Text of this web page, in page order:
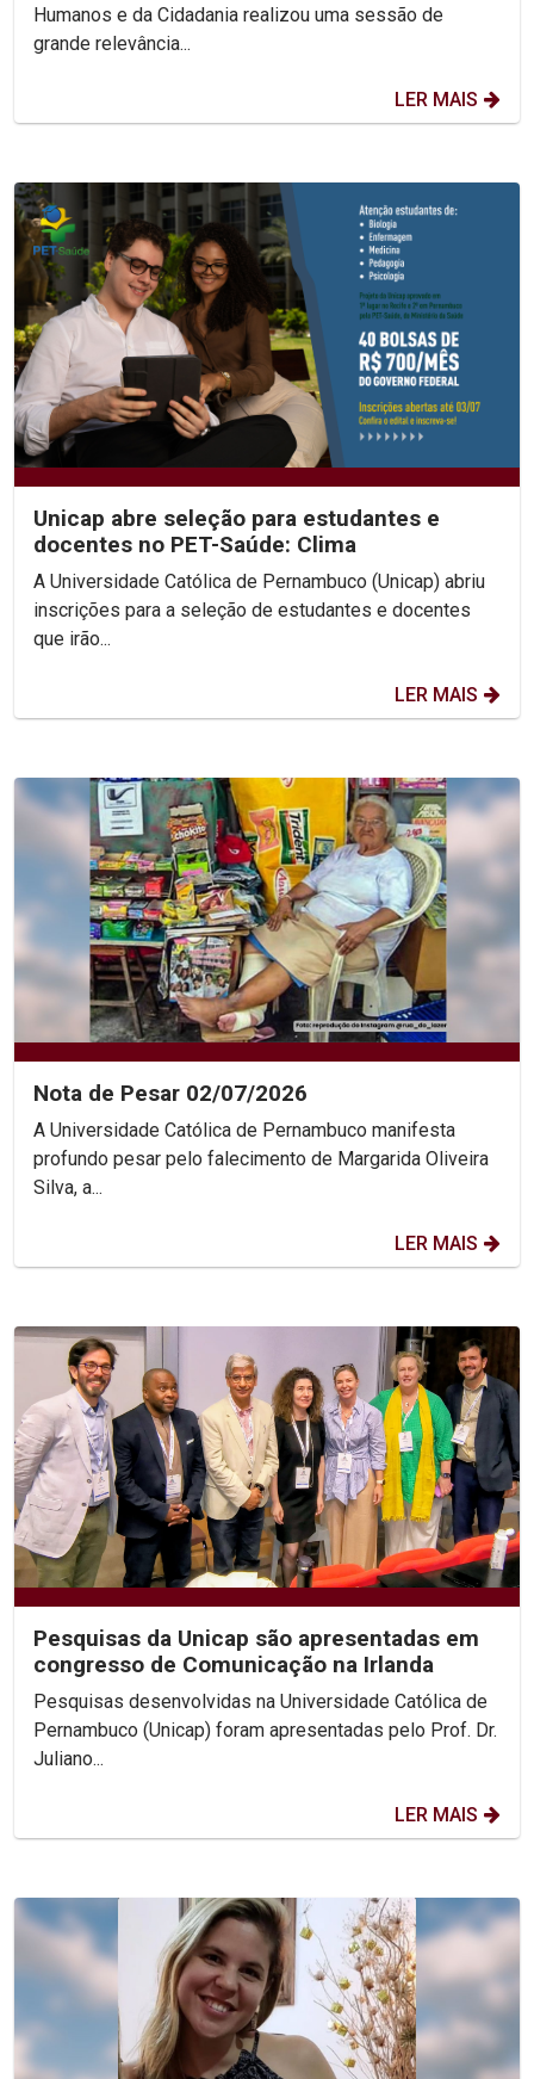
Humanos e da Cidadania realizou uma sessão de
grande relevância...
LER MAIS
Unicap abre seleção para estudantes e
docentes no PET-Saúde: Clima
A Universidade Católica de Pernambuco (Unicap) abriu
inscrições para a seleção de estudantes e docentes
que irão...
LER MAIS
Nota de Pesar 02/07/2026
A Universidade Católica de Pernambuco manifesta
profundo pesar pelo falecimento de Margarida Oliveira
Silva, a...
LER MAIS
Pesquisas da Unicap são apresentadas em
congresso de Comunicação na Irlanda
Pesquisas desenvolvidas na Universidade Católica de
Pernambuco (Unicap) foram apresentadas pelo Prof. Dr.
Juliano...
LER MAIS